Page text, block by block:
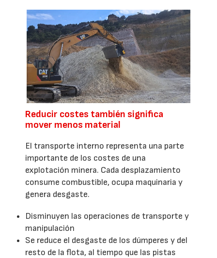
Reducir costes también significa
mover menos material
El transporte interno representa una parte
importante de los costes de una
explotación minera. Cada desplazamiento
consume combustible, ocupa maquinaria y
genera desgaste.
Disminuyen las operaciones de transporte y
manipulación
Se reduce el desgaste de los dúmperes y del
resto de la flota, al tiempo que las pistas